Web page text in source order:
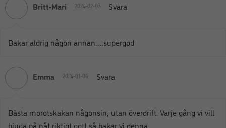
Britt-Mari 2024-02-07 Svara
Bakar aldrig någon annan….supergod
Emma 2024-01-06 Svara
Bästa morotskakan någonsin, utan överdrift. Varje gång vi vill
bjuda på nåt riktigt gott så bakar vi denna.